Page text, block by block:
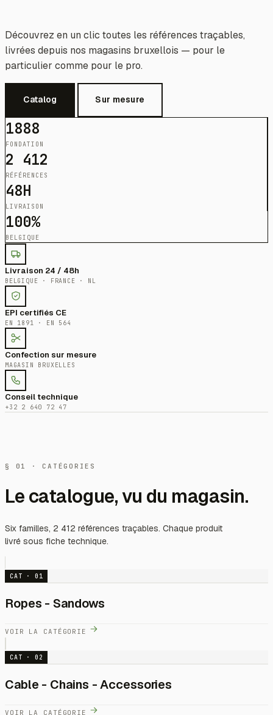
Découvrez en un clic toutes les références traçables,
livrées depuis nos magasins bruxellois — pour le
particulier comme pour le pro.
Catalog Sur mesure
1888
FONDATION
2 412
RÉFÉRENCES
48H
LIVRAISON
100%
BELGIQUE
Livraison 24 / 48h
BELGIQUE · FRANCE · NL
EPI certifiés CE
EN 1891 · EN 564
Confection sur mesure
MAGASIN BRUXELLES
Conseil technique
+32 2 640 72 47
§ 01 · CATÉGORIES
Le catalogue, vu du magasin.
Six familles, 2 412 références traçables. Chaque produit
livré sous fiche technique.
CAT · 01
Ropes - Sandows
VOIR LA CATÉGORIE
CAT · 02
Cable - Chains - Accessories
VOIR LA CATÉGORIE